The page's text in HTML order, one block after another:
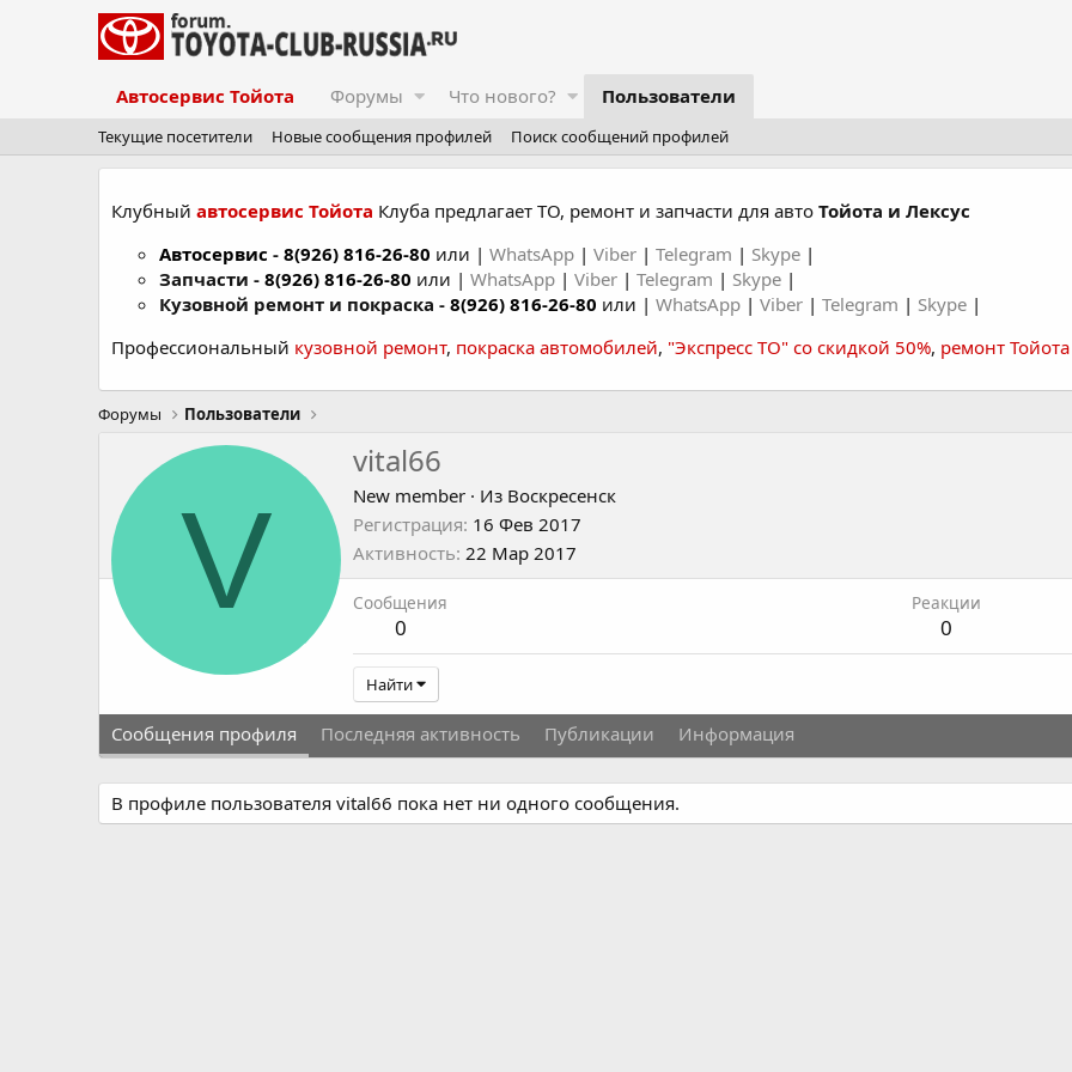
Автосервис Тойота Форумы Что нового? Пользователи
Текущие посетители Новые сообщения профилей Поиск сообщений профилей
Клубный автосервис Тойота Клуба предлагает ТО, ремонт и запчасти для авто Тойота и Лексус
Автосервис - 8(926) 816-26-80 или | WhatsApp | Viber | Telegram | Skype |
Запчасти - 8(926) 816-26-80 или | WhatsApp | Viber | Telegram | Skype |
Кузовной ремонт и покраска - 8(926) 816-26-80 или | WhatsApp | Viber | Telegram | Skype |
Профессиональный кузовной ремонт, покраска автомобилей, "Экспресс ТО" со скидкой 50%, ремонт Тойота
Форумы Пользователи
V
vital66
New member · Из Воскресенск
Регистрация 16 Фев 2017
Активность 22 Мар 2017
Сообщения
0
Реакции
0
Найти
Сообщения профиля Последняя активность Публикации Информация
В профиле пользователя vital66 пока нет ни одного сообщения.